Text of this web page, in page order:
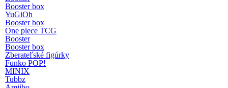
Booster box
YuGiOh
Booster box
One piece TCG
Booster
Booster box
Zberateľské figúrky
Funko POP!
MINIX
Tubbz